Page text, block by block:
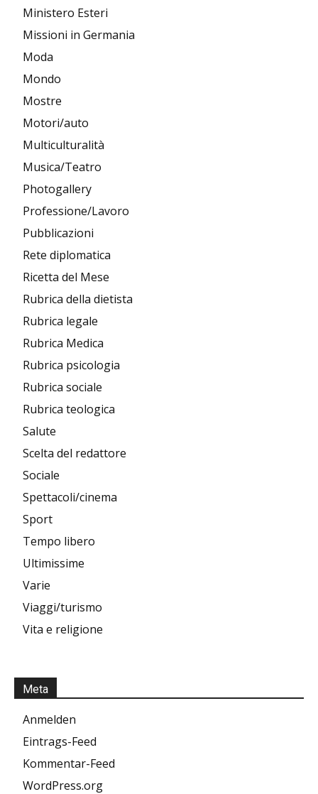
Ministero Esteri
Missioni in Germania
Moda
Mondo
Mostre
Motori/auto
Multiculturalità
Musica/Teatro
Photogallery
Professione/Lavoro
Pubblicazioni
Rete diplomatica
Ricetta del Mese
Rubrica della dietista
Rubrica legale
Rubrica Medica
Rubrica psicologia
Rubrica sociale
Rubrica teologica
Salute
Scelta del redattore
Sociale
Spettacoli/cinema
Sport
Tempo libero
Ultimissime
Varie
Viaggi/turismo
Vita e religione
Meta
Anmelden
Eintrags-Feed
Kommentar-Feed
WordPress.org